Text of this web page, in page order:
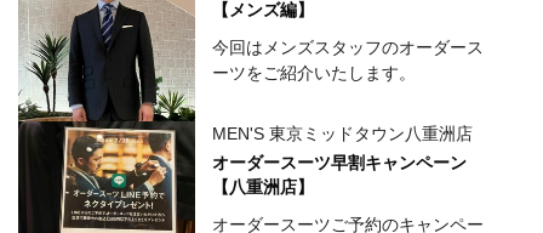
【メンズ編】
今回はメンズスタッフのオーダース
ーツをご紹介いたします。
MEN'S 東京ミッドタウン八重洲店
オーダースーツ早割キャンペーン
【八重洲店】
オーダースーツご予約のキャンペー